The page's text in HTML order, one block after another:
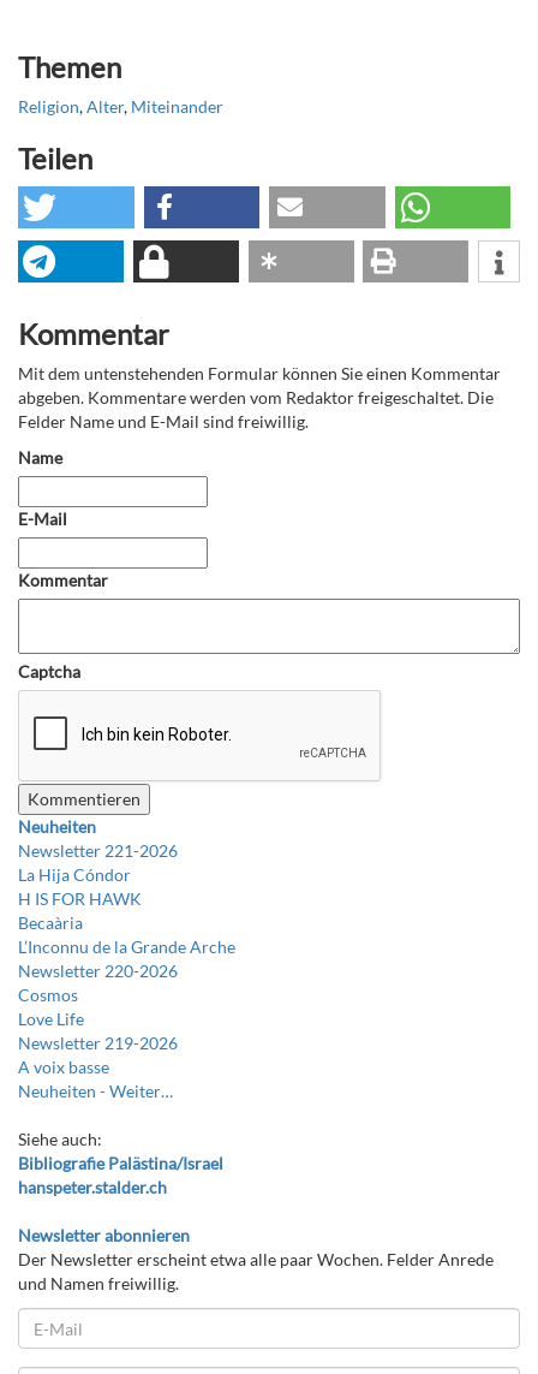
Themen
Religion,Alter, Miteinander
Teilen
Kommentar
Mit dem untenstehenden Formular können Sie einen Kommentar
abgeben. Kommentare werden vom Redaktor freigeschaltet. Die
Felder Name und E-Mail sind freiwillig.
Name
E-Mail
Kommentar
Captcha
Neuheiten
Newsletter 221-2026
La Hija Cóndor
H IS FOR HAWK
Becaària
L’Inconnu de la Grande Arche
Newsletter 220-2026
Cosmos
Love Life
Newsletter 219-2026
A voix basse
Neuheiten -Weiter…
Siehe auch:
Bibliografie Palästina/Israel
hanspeter.stalder.ch
Newsletter abonnieren
Der Newsletter erscheint etwa alle paar Wochen. Felder Anrede
und Namen freiwillig.